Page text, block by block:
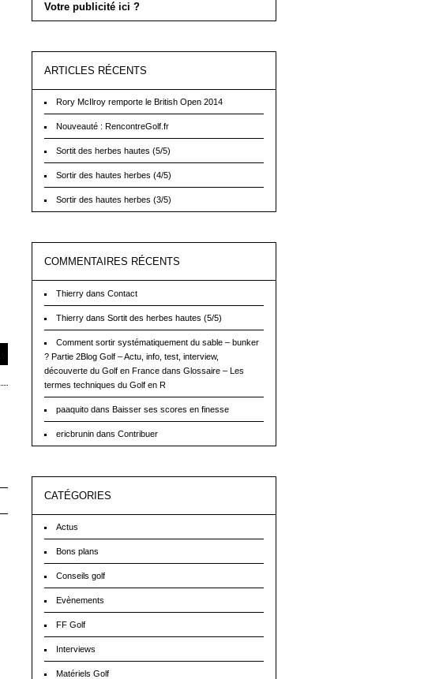
Votre publicité ici ?
ARTICLES RÉCENTS
Rory McIlroy remporte le British Open 2014
Nouveauté : RencontreGolf.fr
Sortit des herbes hautes (5/5)
Sortir des hautes herbes (4/5)
Sortir des hautes herbes (3/5)
COMMENTAIRES RÉCENTS
Thierry dans Contact
Thierry dans Sortit des herbes hautes (5/5)
Comment sortir systématiquement du sable – bunker
? Partie 2Blog Golf – Actu, info, test, interview,
découverte du Golf en France dans Glossaire – Les
termes techniques du Golf en R
paaquito dans Baisser ses scores en finesse
ericbrunin dans Contribuer
CATÉGORIES
Actus
Bons plans
Conseils golf
Evènements
FF Golf
Interviews
Matériels Golf